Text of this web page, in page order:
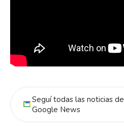
Seguí todas las noticias de
Google News